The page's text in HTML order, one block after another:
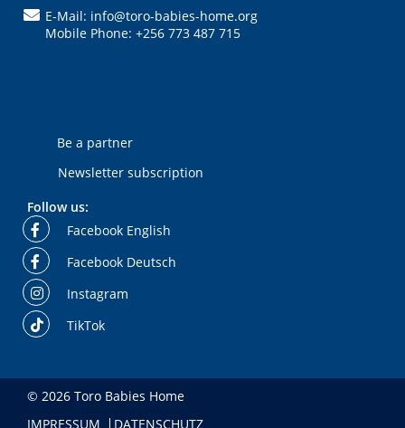
E-Mail: info@toro-babies-home.org
Mobile Phone: +256 773 487 715
Be a partner
Newsletter subscription
Follow us:
Facebook English
Facebook Deutsch
Instagram
TikTok
© 2026 Toro Babies Home
IMPRESSUM
DATENSCHUTZ